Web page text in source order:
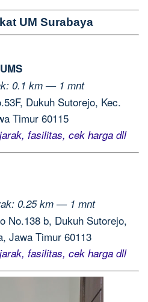
UM Surabaya
0.1 km — 1 mnt
Dukuh Sutorejo, Kec.
Timur 60115
fasilitas, cek harga dll
0.25 km — 1 mnt
No.138 b, Dukuh Sutorejo,
Jawa Timur 60113
fasilitas, cek harga dll